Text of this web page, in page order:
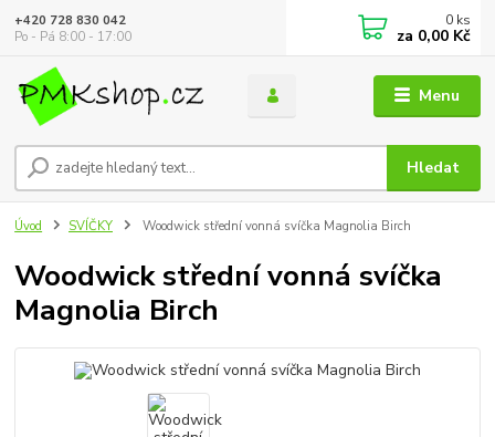
Menu
Hledat
+420 728 830 042
Po - Pá 8:00 - 17:00
0 ks
za 0,00 Kč
Úvod SVÍČKY Woodwick střední vonná svíčka Magnolia Birch
Woodwick střední vonná svíčka
Magnolia Birch